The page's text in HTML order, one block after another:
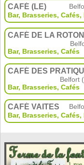
CAFÉ (LE)
Bar, Brasseries, Cafés,
CAFÉ DE LA
Bar, Brasseries, Cafés
CAFÉ DES
Belfort
Bar, Brasseries, Cafés
CAFÉ VAITES
Bar, Brasseries, Cafés,